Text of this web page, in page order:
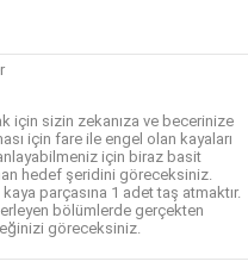
için sizin zekanıza ve becerinize
için fare ile engel olan kayaları
anlayabilmeniz için biraz basit
hedef şeridini göreceksiniz.
parçasına 1 adet taş atmaktır.
bölümlerde gerçekten
göreceksiniz.